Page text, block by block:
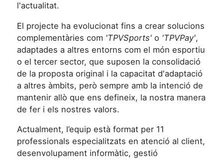
l'actualitat.
El projecte ha evolucionat fins a crear solucions
complementàries com 'TPVSports'o 'TPVPay',
adaptades a altres entorns com el món esportiu
o el tercer sector, que suposen la consolidació
de la proposta original i la capacitat d'adaptació
a altres àmbits, però sempre amb la intenció de
mantenir allò que ens defineix, la nostra manera
de fer i els nostres valors.
Actualment, l’equip està format per 11
professionals especialitzats en atenció al client,
desenvolupament informàtic, gestió